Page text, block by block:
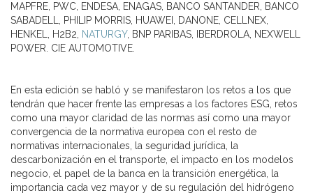
MAPFRE, PWC, ENDESA, ENAGAS, BANCO SANTANDER, BANCO
SABADELL, PHILIP MORRIS, HUAWEI, DANONE, CELLNEX,
HENKEL, H2B2,
NATURGY, BNP PARIBAS, IBERDROLA, NEXWELL
POWER. CIE AUTOMOTIVE.
En esta edición se habló y se manifestaron los retos a los que
tendrán que hacer frente las empresas a los factores ESG, retos
como una mayor claridad de las normas así como una mayor
convergencia de la normativa europea con el resto de
normativas internacionales, la seguridad jurídica, la
descarbonización en el transporte, el impacto en los modelos
negocio, el papel de la banca en la transición energética, la
importancia cada vez mayor y de su regulación del hidrógeno